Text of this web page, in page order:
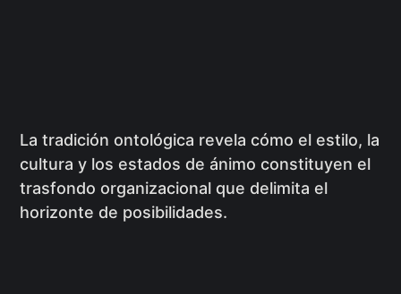
La tradición ontológica revela cómo el estilo, la
cultura y los estados de ánimo constituyen el
trasfondo organizacional que delimita el
horizonte de posibilidades.